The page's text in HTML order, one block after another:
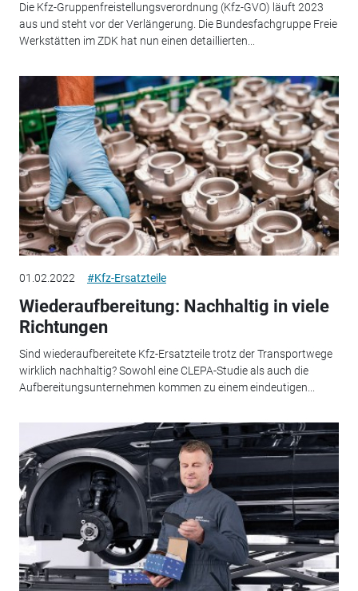
Die Kfz-Gruppenfreistellungsverordnung (Kfz-GVO) läuft 2023
aus und steht vor der Verlängerung. Die Bundesfachgruppe Freie
Werkstätten im ZDK hat nun einen detaillierten...
01.02.2022 #Kfz-Ersatzteile
Wiederaufbereitung: Nachhaltig in viele
Richtungen
Sind wiederaufbereitete Kfz-Ersatzteile trotz der Transportwege
wirklich nachhaltig? Sowohl eine CLEPA-Studie als auch die
Aufbereitungsunternehmen kommen zu einem eindeutigen...